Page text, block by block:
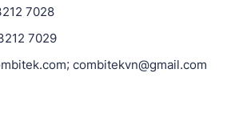
7028
7029
; combitekvn@gmail.com